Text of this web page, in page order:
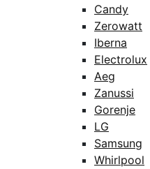
Candy
Zerowatt
Iberna
Electrolux
Aeg
Zanussi
Gorenje
LG
Samsung
Whirlpool